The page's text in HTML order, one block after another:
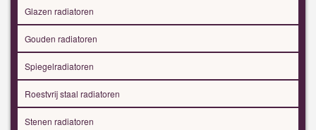
Glazen radiatoren
Gouden radiatoren
Spiegelradiatoren
Roestvrij staal radiatoren
Stenen radiatoren